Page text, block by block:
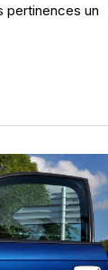
pertinences un